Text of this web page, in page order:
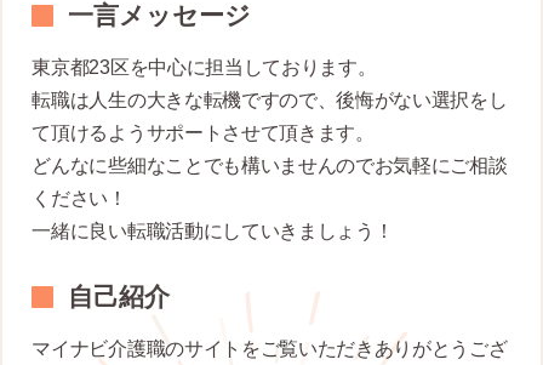
一言メッセージ
東京都23区を中心に担当しております。
転職は人生の大きな転機ですので、後悔がない選択をし
て頂けるようサポートさせて頂きます。
どんなに些細なことでも構いませんのでお気軽にご相談
ください！
一緒に良い転職活動にしていきましょう！
自己紹介
マイナビ介護職のサイトをご覧いただきありがとうござ